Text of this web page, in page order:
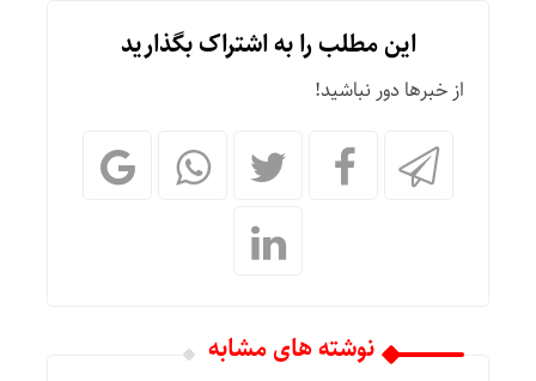
این مطلب را به اشتراک بگذارید
از خبرها دور نباشید!
نوشته های مشابه